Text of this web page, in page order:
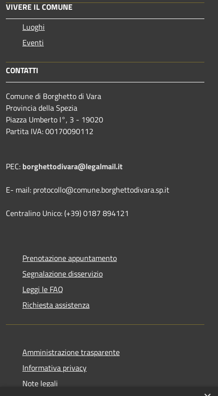
VIVERE IL COMUNE
Luoghi
Eventi
CONTATTI
Comune di Borghetto di Vara
Provincia della Spezia
Piazza Umberto I°, 3 - 19020
Partita IVA: 00170090112
PEC: borghettodivara@legalmail.it
E- mail: protocollo@comune.borghettodivara.sp.it
Centralino Unico: (+39) 0187 894121
Prenotazione appuntamento
Segnalazione disservizio
Leggi le FAQ
Richiesta assistenza
Amministrazione trasparente
Informativa privacy
Note legali